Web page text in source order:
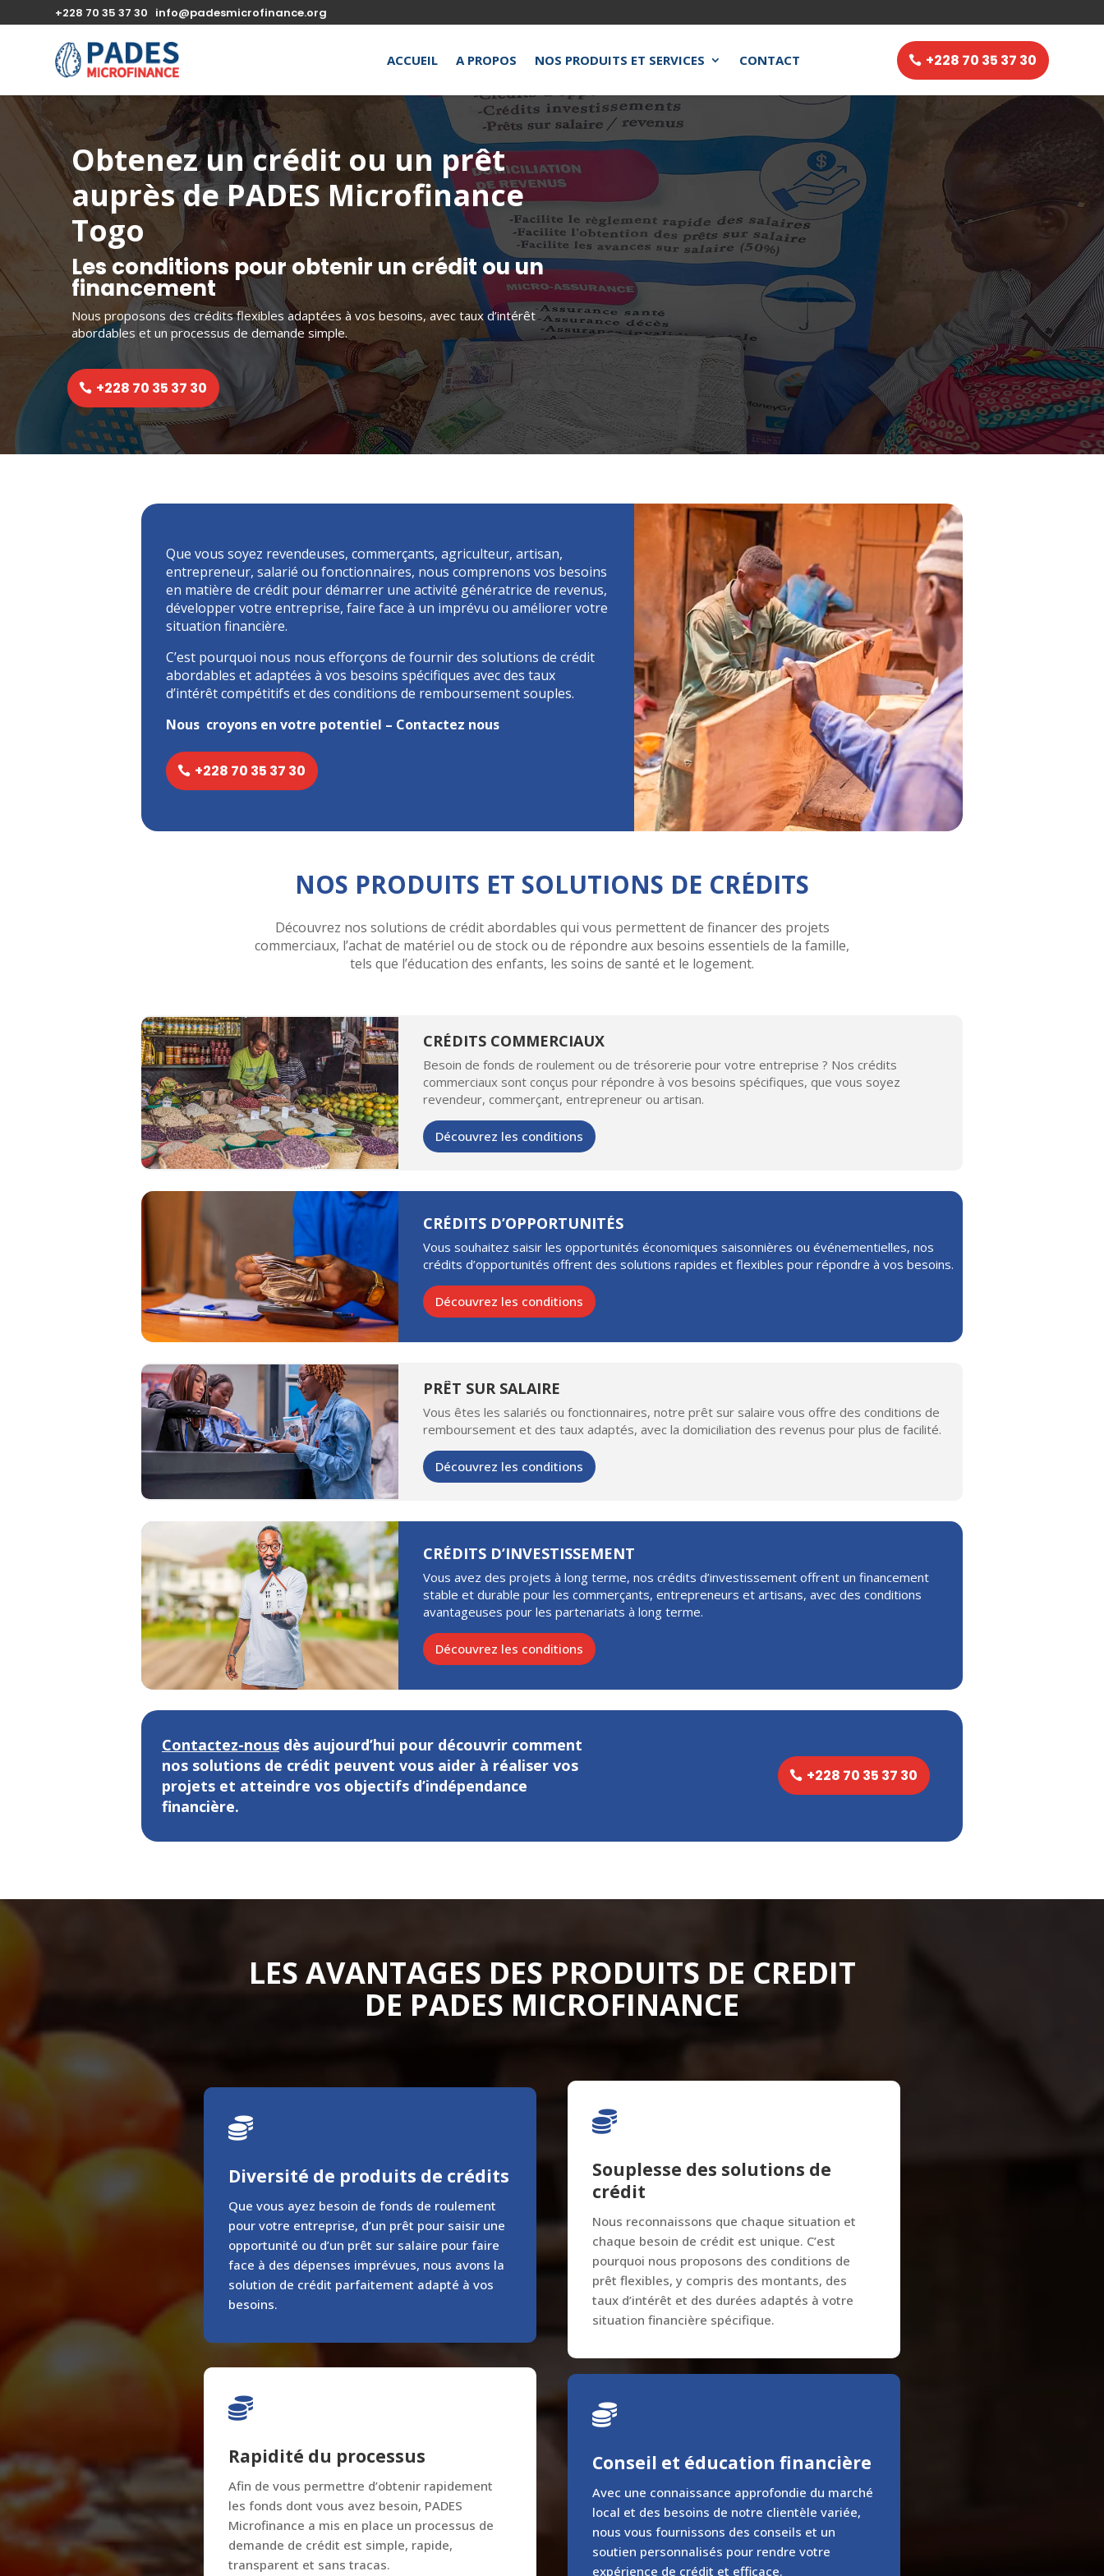
+228 70 35 37 30 info@padesmicrofinance.org
ACCUEIL A PROPOS NOS PRODUITS ET SERVICES CONTACT +228 70 35 37 30
Obtenez un crédit ou un prêt
auprès de PADES Microfinance
Togo
Les conditions pour obtenir un crédit ou un
financement
Nous proposons des crédits flexibles adaptées à vos besoins, avec taux d’intérêt
abordables et un processus de demande simple.
+228 70 35 37 30
Que vous soyez revendeuses, commerçants, agriculteur, artisan,
entrepreneur, salarié ou fonctionnaires, nous comprenons vos besoins
en matière de crédit pour démarrer une activité génératrice de revenus,
développer votre entreprise, faire face à un imprévu ou améliorer votre
situation financière.
C’est pourquoi nous nous efforçons de fournir des solutions de crédit
abordables et adaptées à vos besoins spécifiques avec des taux
d’intérêt compétitifs et des conditions de remboursement souples.
Nous croyons en votre potentiel – Contactez nous
+228 70 35 37 30
NOS PRODUITS ET SOLUTIONS DE CRÉDITS
Découvrez nos solutions de crédit abordables qui vous permettent de financer des projets
commerciaux, l’achat de matériel ou de stock ou de répondre aux besoins essentiels de la famille,
tels que l’éducation des enfants, les soins de santé et le logement.
CRÉDITS COMMERCIAUX
Besoin de fonds de roulement ou de trésorerie pour votre entreprise ? Nos crédits
commerciaux sont conçus pour répondre à vos besoins spécifiques, que vous soyez
revendeur, commerçant, entrepreneur ou artisan.
Découvrez les conditions
CRÉDITS D’OPPORTUNITÉS
Vous souhaitez saisir les opportunités économiques saisonnières ou événementielles, nos
crédits d’opportunités offrent des solutions rapides et flexibles pour répondre à vos besoins.
Découvrez les conditions
PRÊT SUR SALAIRE
Vous êtes les salariés ou fonctionnaires, notre prêt sur salaire vous offre des conditions de
remboursement et des taux adaptés, avec la domiciliation des revenus pour plus de facilité.
Découvrez les conditions
CRÉDITS D’INVESTISSEMENT
Vous avez des projets à long terme, nos crédits d’investissement offrent un financement
stable et durable pour les commerçants, entrepreneurs et artisans, avec des conditions
avantageuses pour les partenariats à long terme.
Découvrez les conditions
Contactez-nous dès aujourd’hui pour découvrir comment
nos solutions de crédit peuvent vous aider à réaliser vos
projets et atteindre vos objectifs d’indépendance
financière.
+228 70 35 37 30
LES AVANTAGES DES PRODUITS DE CREDIT
DE PADES MICROFINANCE

Diversité de produits de crédits
Que vous ayez besoin de fonds de roulement
pour votre entreprise, d’un prêt pour saisir une
opportunité ou d’un prêt sur salaire pour faire
face à des dépenses imprévues, nous avons la
solution de crédit parfaitement adapté à vos
besoins.

Rapidité du processus
Afin de vous permettre d’obtenir rapidement
les fonds dont vous avez besoin, PADES
Microfinance a mis en place un processus de
demande de crédit est simple, rapide,
transparent et sans tracas.

Souplesse des solutions de
crédit
Nous reconnaissons que chaque situation et
chaque besoin de crédit est unique. C’est
pourquoi nous proposons des conditions de
prêt flexibles, y compris des montants, des
taux d’intérêt et des durées adaptés à votre
situation financière spécifique.

Conseil et éducation financière
Avec une connaissance approfondie du marché
local et des besoins de notre clientèle variée,
nous vous fournissons des conseils et un
soutien personnalisés pour rendre votre
expérience de crédit et efficace.